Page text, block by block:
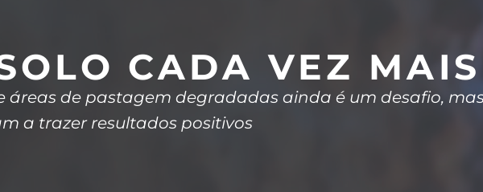
CADA VEZ
áreas de pastagem degradadas ainda é um desafio,
a trazer resultados positivos